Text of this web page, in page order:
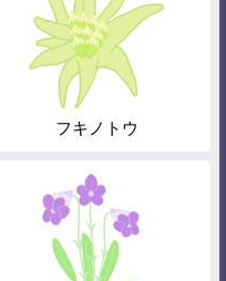
フキノトウ